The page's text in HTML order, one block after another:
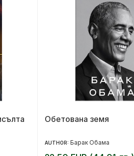
Обетована земя
AUTHOR: Барак Обама